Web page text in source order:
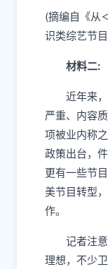
(摘编自《从
识类综艺节目
材料二:
近年来
严重、内容
项被业内称
政策出台，
更有一些节
美节目转型
作。
记者注
理想，不少